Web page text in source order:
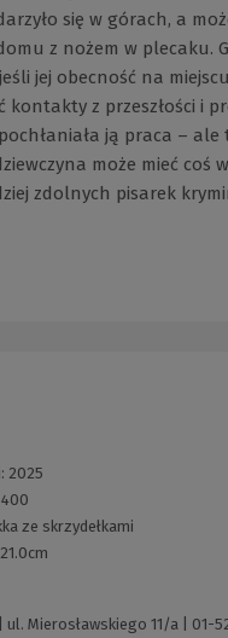
się w górach, a
z nożem w plecaku.
jej obecność na
z przeszłości i
ją praca –
może mieć coś
zdolnych pisarek
2025
400
ze skrzydełkami
Mierosławskiego 11/a | 01-